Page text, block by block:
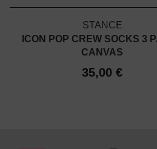
STANCE
ICON POP CREW SOCKS 3
CANVAS
35,00 €